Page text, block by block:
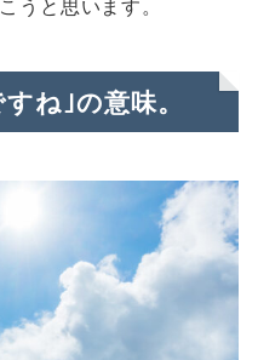
うと思います。
ね｣の意味。